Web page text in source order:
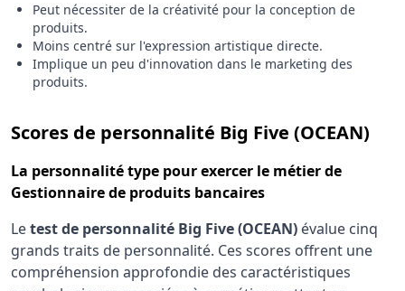
Peut nécessiter de la créativité pour la conception de
produits.
Moins centré sur l'expression artistique directe.
Implique un peu d'innovation dans le marketing des
produits.
Scores de personnalité Big Five (OCEAN)
La personnalité type pour exercer le métier de
Gestionnaire de produits bancaires
Letest de personnalité Big Five (OCEAN) évalue cinq
grands traits de personnalité. Ces scores offrent une
compréhension approfondie des caractéristiques